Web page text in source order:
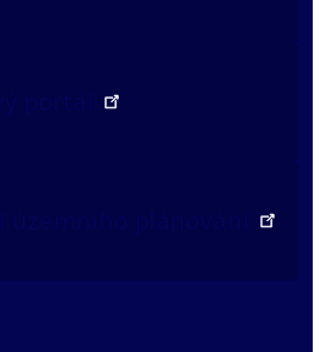
portál
územního plánování